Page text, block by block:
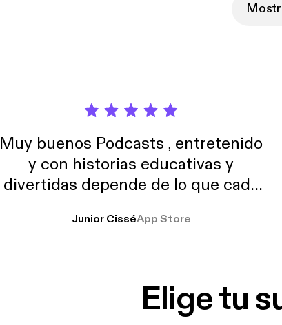
Muy buenos Podcasts , entretenido
y con historias educativas y
divertidas depende de lo que cada
trabajo ya que estoy muchas horas
Junior CisséApp Store
Elige tu